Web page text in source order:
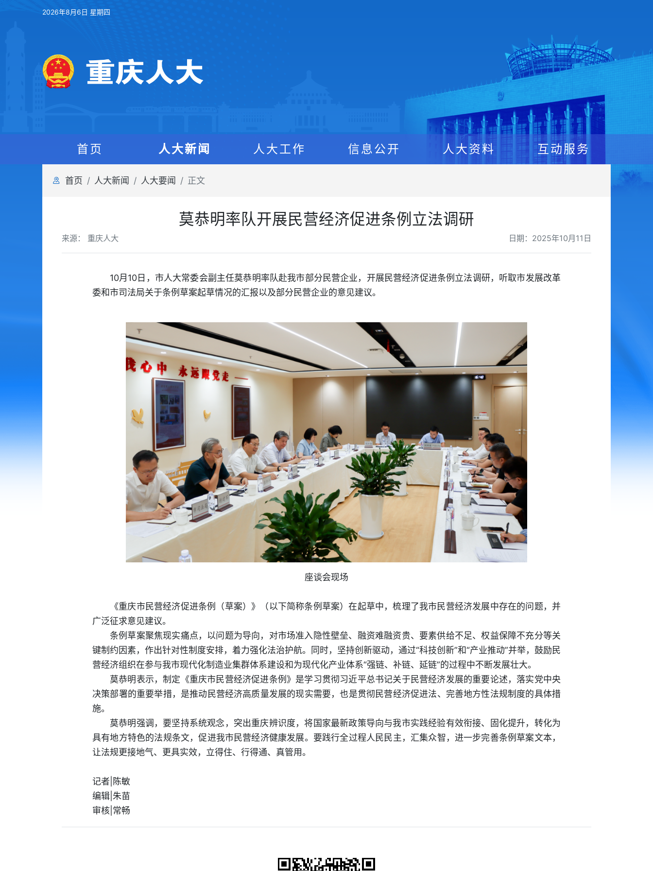
2026年8月6日 星期四
首页 人大新闻 人大工作 信息公开 人大资料 互动服务
首页 人大新闻 人大要闻 正文
莫恭明率队开展民营经济促进条例立法调研
日期：2025年10月11日
来源： 重庆人大
10月10日，市人大常委会副主任莫恭明率队赴我市部分民营企业，开展民营经济促进条例立法调研，听取市发展改革
委和市司法局关于条例草案起草情况的汇报以及部分民营企业的意见建议。
座谈会现场
《重庆市民营经济促进条例（草案）》（以下简称条例草案）在起草中，梳理了我市民营经济发展中存在的问题，并
广泛征求意见建议。
条例草案聚焦现实痛点，以问题为导向，对市场准入隐性壁垒、融资难融资贵、要素供给不足、权益保障不充分等关
键制约因素，作出针对性制度安排，着力强化法治护航。同时，坚持创新驱动，通过“科技创新”和“产业推动”并举，鼓励民
营经济组织在参与我市现代化制造业集群体系建设和为现代化产业体系“强链、补链、延链”的过程中不断发展壮大。
莫恭明表示，制定《重庆市民营经济促进条例》是学习贯彻习近平总书记关于民营经济发展的重要论述，落实党中央
决策部署的重要举措，是推动民营经济高质量发展的现实需要，也是贯彻民营经济促进法、完善地方性法规制度的具体措
施。
莫恭明强调，要坚持系统观念，突出重庆辨识度，将国家最新政策导向与我市实践经验有效衔接、固化提升，转化为
具有地方特色的法规条文，促进我市民营经济健康发展。要践行全过程人民民主，汇集众智，进一步完善条例草案文本，
让法规更接地气、更具实效，立得住、行得通、真管用。
记者|陈敏
编辑|朱苗
审核|常畅